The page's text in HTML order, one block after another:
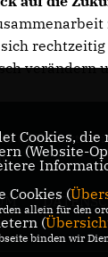
verändern
CDU-Fraktion
Cookies,
(Website-
Cookies (
allein für den
(
binden wir